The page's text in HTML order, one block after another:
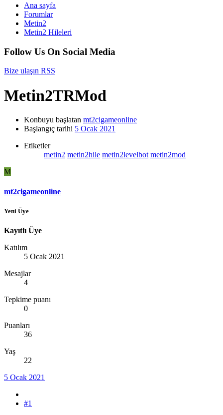
Ana sayfa
Forumlar
Metin2
Metin2 Hileleri
Follow Us On Social Media
Bize ulaşın RSS
Metin2TRMod
Konbuyu başlatan mt2cigameonline
Başlangıç tarihi 5 Ocak 2021
Etiketler
metin2 metin2hile metin2levelbot metin2mod
M
mt2cigameonline
Yeni Üye
Kayıtlı Üye
Katılım
5 Ocak 2021
Mesajlar
4
Tepkime puanı
0
Puanları
36
Yaş
22
5 Ocak 2021
#1